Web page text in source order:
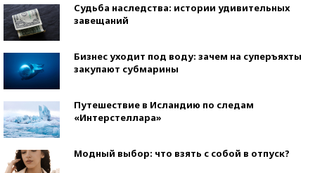
Судьба наследства: истории удивительных
завещаний
Бизнес уходит под воду: зачем на суперъяхты
закупают субмарины
Путешествие в Исландию по следам
«Интерстеллара»
Модный выбор: что взять с собой в отпуск?